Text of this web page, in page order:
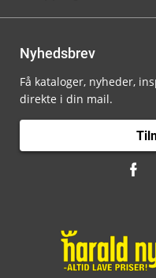
Nyhedsbrev
Få kataloger, nyheder,
direkte i din mail.